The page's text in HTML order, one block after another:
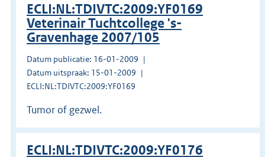
ECLI:NL:TDIVTC:2009:YF0169
Veterinair Tuchtcollege 's-
Gravenhage 2007/105
Datum publicatie: 16-01-2009
Datum uitspraak: 15-01-2009
ECLI:NL:TDIVTC:2009:YF0169
Tumor of gezwel.
ECLI:NL:TDIVTC:2009:YF0176